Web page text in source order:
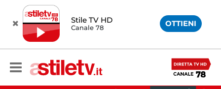
Stile TV HD
Canale 78 OTTIENI